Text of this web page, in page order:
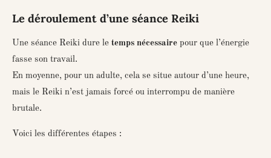
Le déroulement d’une séance Reiki
Une séance Reiki dure le temps nécessaire pour que l’énergie
fasse son travail.
En moyenne, pour un adulte, cela se situe autour d’une heure,
mais le Reiki n’est jamais forcé ou interrompu de manière
brutale.
Voici les différentes étapes :